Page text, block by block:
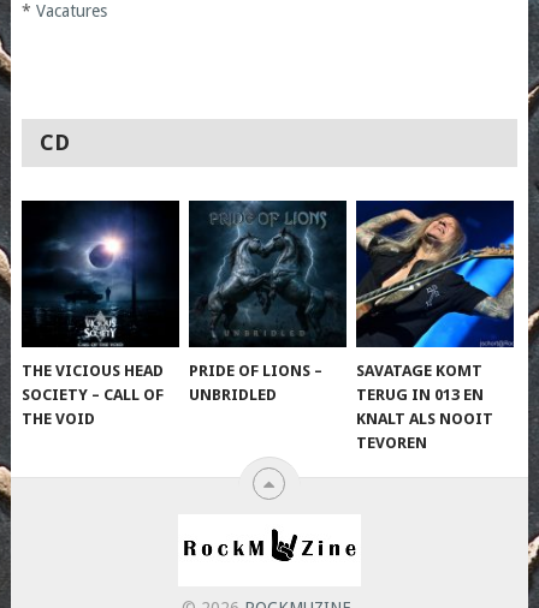
* Vacatures
CD
THE VICIOUS HEAD
SOCIETY – CALL OF
THE VOID
PRIDE OF LIONS –
UNBRIDLED
SAVATAGE KOMT
TERUG IN 013 EN
KNALT ALS NOOIT
TEVOREN